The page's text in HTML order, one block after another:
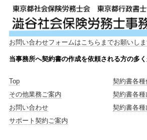
お問い合わせフォームはこちらまでお願いし
当事務所へ契約書の作成を依頼される方の多
Top
その他業務ご案内
お問い合わせ
サポート契約ご案内
契約書各種
契約書各種
契約書各